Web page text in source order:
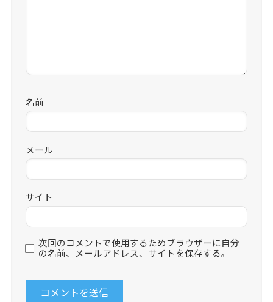
名前
メール
サイト
次回のコメントで使用するためブラウザーに自分
の名前、メールアドレス、サイトを保存する。